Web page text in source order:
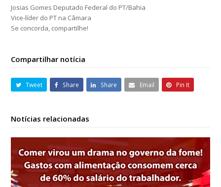
Josias Gomes Deputado Federal do PT/Bahia
Vice-líder do PT na Câmara
Se concorda, compartilhe!
Compartilhar notícia
Tweet Share Share Email Pin It
Notícias relacionadas